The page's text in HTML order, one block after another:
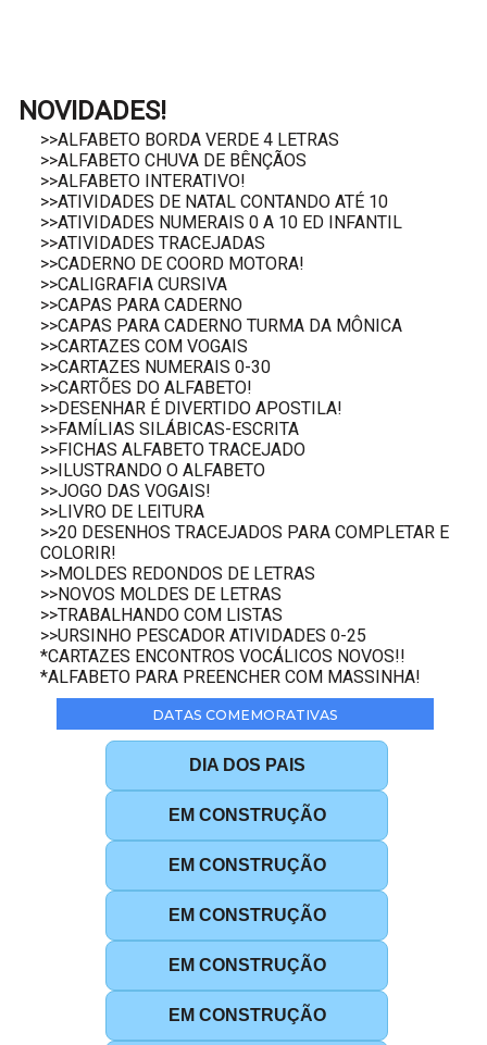
NOVIDADES!
>>ALFABETO BORDA VERDE 4 LETRAS
>>ALFABETO CHUVA DE BÊNÇÃOS
>>ALFABETO INTERATIVO!
>>ATIVIDADES DE NATAL CONTANDO ATÉ 10
>>ATIVIDADES NUMERAIS 0 A 10 ED INFANTIL
>>ATIVIDADES TRACEJADAS
>>CADERNO DE COORD MOTORA!
>>CALIGRAFIA CURSIVA
>>CAPAS PARA CADERNO
>>CAPAS PARA CADERNO TURMA DA MÔNICA
>>CARTAZES COM VOGAIS
>>CARTAZES NUMERAIS 0-30
>>CARTÕES DO ALFABETO!
>>DESENHAR É DIVERTIDO APOSTILA!
>>FAMÍLIAS SILÁBICAS-ESCRITA
>>FICHAS ALFABETO TRACEJADO
>>ILUSTRANDO O ALFABETO
>>JOGO DAS VOGAIS!
>>LIVRO DE LEITURA
>>20 DESENHOS TRACEJADOS PARA COMPLETAR E
COLORIR!
>>MOLDES REDONDOS DE LETRAS
>>NOVOS MOLDES DE LETRAS
>>TRABALHANDO COM LISTAS
>>URSINHO PESCADOR ATIVIDADES 0-25
*CARTAZES ENCONTROS VOCÁLICOS NOVOS!!
*ALFABETO PARA PREENCHER COM MASSINHA!
DATAS COMEMORATIVAS
DIA DOS PAIS
EM CONSTRUÇÃO
EM CONSTRUÇÃO
EM CONSTRUÇÃO
EM CONSTRUÇÃO
EM CONSTRUÇÃO